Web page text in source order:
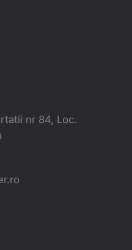
nr 84, Loc.